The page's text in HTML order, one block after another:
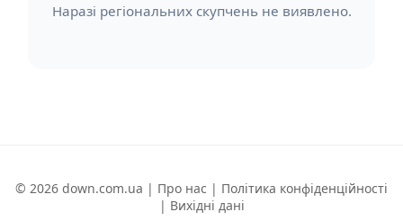
Наразі регіональних скупчень не виявлено.
© 2026 down.com.ua | Про нас | Політика конфіденційності
| Вихідні дані